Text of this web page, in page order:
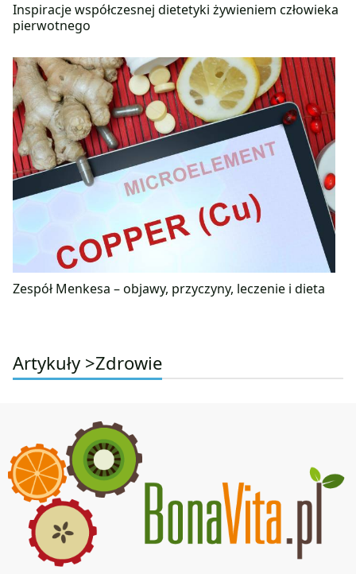
Inspiracje współczesnej dietetyki żywieniem człowieka
pierwotnego
Zespół Menkesa – objawy, przyczyny, leczenie i dieta
Artykuły >Zdrowie